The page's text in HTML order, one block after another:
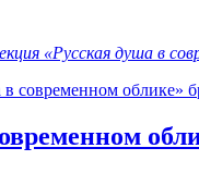
«Русская душа в
современном облике»